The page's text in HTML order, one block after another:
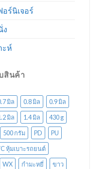
ร์นิเจอร์
ง
ะห์
สินค้า
มิล 0.8 มิล
0.9 มิล
มิล 1.4 มิล
430 g
500 กรัม PD
PU
หุ้มเบาะรถยนต์
WX กำมะหยี่
ขาว